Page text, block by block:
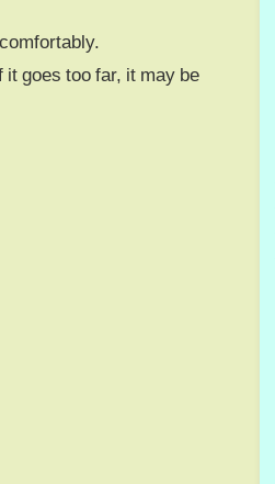
goes too far, it may be